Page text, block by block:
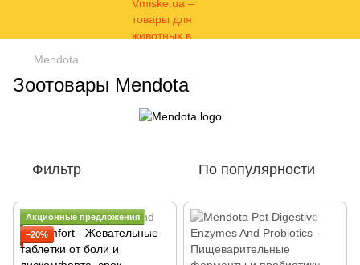
Mendota
Зоотовары Mendota
Фильтр По популярности
Акционные предложения
−20%